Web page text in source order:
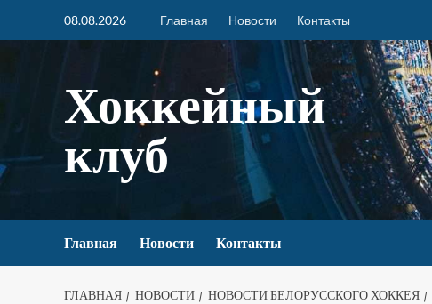
08.08.2026 Главная Новости Контакты
Хоккейный
клуб
Главная Новости Контакты
ГЛАВНАЯ НОВОСТИ НОВОСТИ БЕЛОРУССКОГО ХОККЕЯ